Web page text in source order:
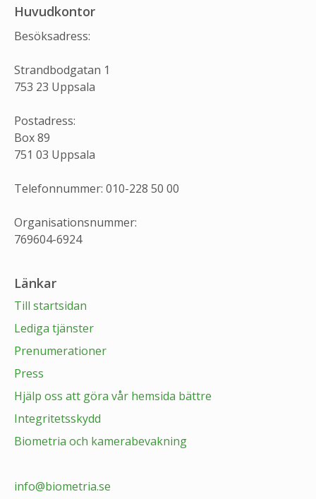
Huvudkontor
Besöksadress:
Strandbodgatan 1
753 23 Uppsala
Postadress:
Box 89
751 03 Uppsala
Telefonnummer: 010-228 50 00
Organisationsnummer:
769604-6924
Länkar
Till startsidan
Lediga tjänster
Prenumerationer
Press
Hjälp oss att göra vår hemsida bättre
Integritetsskydd
Biometria och kamerabevakning
info@biometria.se